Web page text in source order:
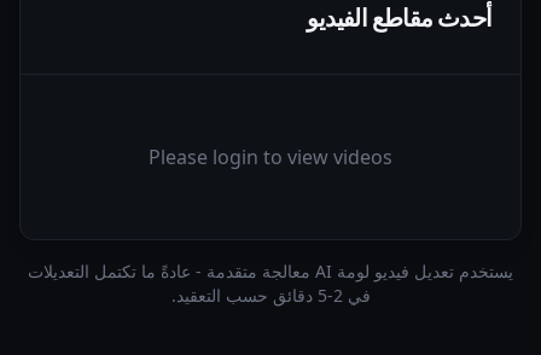
أحدث مقاطع الفيديو
Please login to view videos
يستخدم تعديل فيديو لومة AI معالجة متقدمة - عادةً ما تكتمل التعديلات
في 2-5 دقائق حسب التعقيد.